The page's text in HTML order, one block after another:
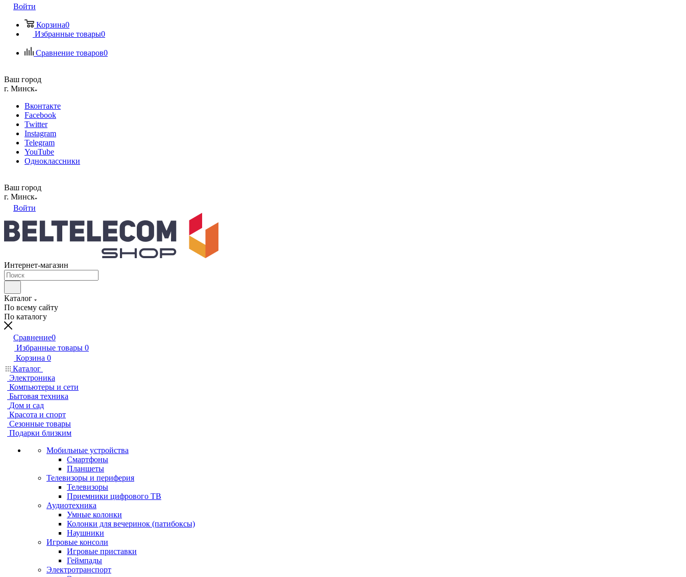
Войти
Корзина0
Избранные товары0
Сравнение товаров0
Ваш город
г. Минск
Вконтакте
Facebook
Twitter
Instagram
Telegram
YouTube
Одноклассники
Ваш город
г. Минск
Войти
Интернет-магазин
Каталог
По всему сайту
По каталогу
Сравнение0
Избранные товары 0
Корзина 0
Каталог
Электроника
Компьютеры и сети
Бытовая техника
Дом и сад
Красота и спорт
Сезонные товары
Подарки близким
Мобильные устройства
Смартфоны
Планшеты
Телевизоры и периферия
Телевизоры
Приемники цифрового ТВ
Аудиотехника
Умные колонки
Колонки для вечеринок (патибоксы)
Наушники
Игровые консоли
Игровые приставки
Геймпады
Электротранспорт